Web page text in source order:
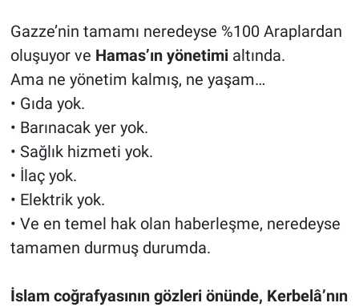
Gazze’nin tamamı neredeyse %100 Araplardan
oluşuyor ve Hamas’ın yönetimialtında.
Ama ne yönetim kalmış, ne yaşam…
• Gıda yok.
• Barınacak yer yok.
• Sağlık hizmeti yok.
• İlaç yok.
• Elektrik yok.
• Ve en temel hak olan haberleşme, neredeyse
tamamen durmuş durumda.
İslam coğrafyasının gözleri önünde, Kerbelâ’nın